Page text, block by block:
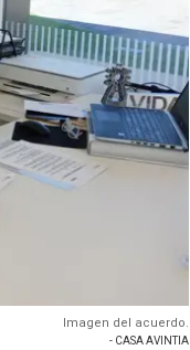
Imagen del acuerdo.
- CASA AVINTIA